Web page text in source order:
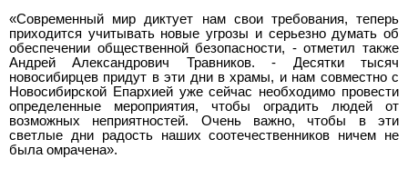
«Современный мир диктует нам свои требования, теперь
приходится учитывать новые угрозы и серьезно думать об
обеспечении общественной безопасности, - отметил также
Андрей Александрович Травников. - Десятки тысяч
новосибирцев придут в эти дни в храмы, и нам совместно с
Новосибирской Епархией уже сейчас необходимо провести
определенные мероприятия, чтобы оградить людей от
возможных неприятностей. Очень важно, чтобы в эти
светлые дни радость наших соотечественников ничем не
была омрачена».